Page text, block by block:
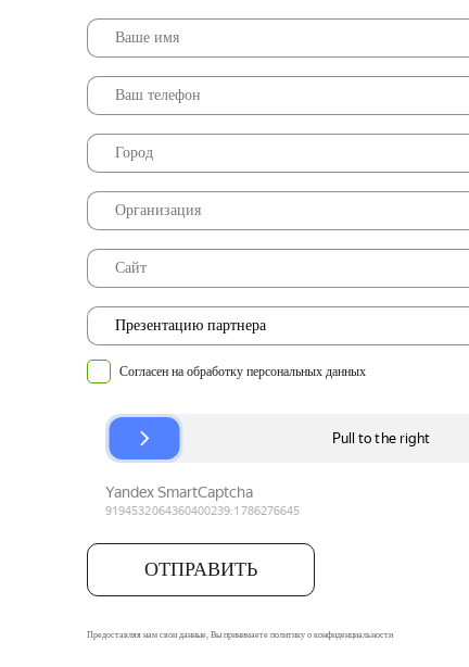
Согласен на обработку персональных данных
ОТПРАВИТЬ
Предоставляя нам свои данные, Вы принимаете политику о конфиденциальности